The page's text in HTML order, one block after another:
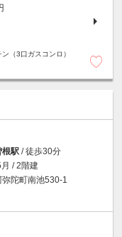
（3口ガスコンロ）
根駅 / 徒歩30分
/ 2階建
陀町南池530-1